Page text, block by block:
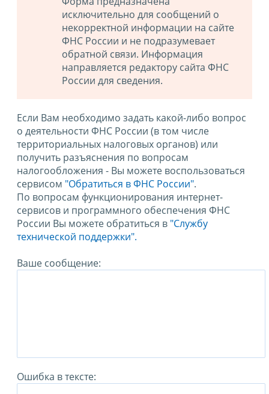
исключительно для сообщений о
некорректной информации на сайте
ФНС России и не подразумевает
обратной связи. Информация
направляется редактору сайта ФНС
России для сведения.
Если Вам необходимо задать какой-либо вопрос
о деятельности ФНС России (в том числе
территориальных налоговых органов) или
получить разъяснения по вопросам
налогообложения - Вы можете воспользоваться
сервисом "Обратиться в ФНС России".
По вопросам функционирования интернет-
сервисов и программного обеспечения ФНС
России Вы можете обратиться в "Службу
технической поддержки".
Ваше сообщение:
Ошибка в тексте: